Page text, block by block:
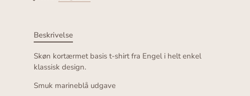
Beskrivelse
Skøn kortærmet basis t-shirt fra Engel i helt enkel
klassisk design.
Smuk marineblå udgave